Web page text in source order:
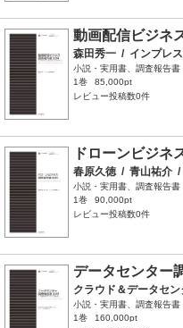
動画配信ビジネ
森田秀一 / インプレ
小説・実用書、調査報告書
1巻
85,000pt
レビュー投稿数0件
ドローンビジネ
春原久徳 / 青山祐介 /
小説・実用書、調査報告書
1巻
90,000pt
レビュー投稿数0件
データセンター
クラウド＆データセ
小説・実用書、調査報告書
1巻
160,000pt